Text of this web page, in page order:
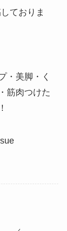
ておりま
・美脚・く
筋肉つけた